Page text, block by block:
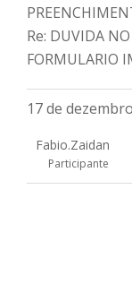
Re: DUVIDA
FORMULARIO
17 de
Fabio.Zaidan
Participante